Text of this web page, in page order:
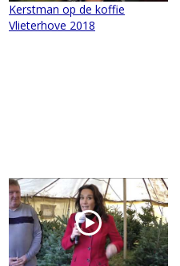
Kerstman op de koffie
Vlieterhove 2018